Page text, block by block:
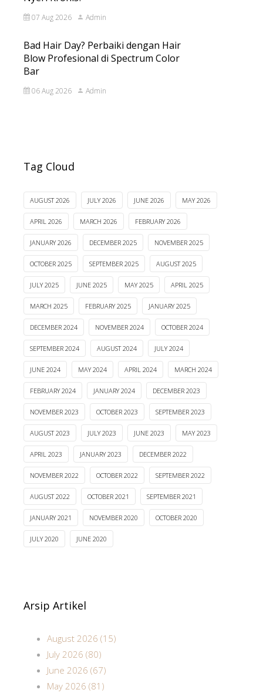
07 Aug 2026 Admin
Bad Hair Day? Perbaiki dengan Hair
Blow Profesional di Spectrum Color
Bar
06 Aug 2026 Admin
Tag Cloud
AUGUST 2026 JULY 2026 JUNE 2026 MAY 2026
APRIL 2026 MARCH 2026 FEBRUARY 2026
JANUARY 2026 DECEMBER 2025 NOVEMBER 2025
OCTOBER 2025 SEPTEMBER 2025 AUGUST 2025
JULY 2025 JUNE 2025 MAY 2025 APRIL 2025
MARCH 2025 FEBRUARY 2025 JANUARY 2025
DECEMBER 2024 NOVEMBER 2024 OCTOBER 2024
SEPTEMBER 2024 AUGUST 2024 JULY 2024
JUNE 2024 MAY 2024 APRIL 2024 MARCH 2024
FEBRUARY 2024 JANUARY 2024 DECEMBER 2023
NOVEMBER 2023 OCTOBER 2023 SEPTEMBER 2023
AUGUST 2023 JULY 2023 JUNE 2023 MAY 2023
APRIL 2023 JANUARY 2023 DECEMBER 2022
NOVEMBER 2022 OCTOBER 2022 SEPTEMBER 2022
AUGUST 2022 OCTOBER 2021 SEPTEMBER 2021
JANUARY 2021 NOVEMBER 2020 OCTOBER 2020
JULY 2020 JUNE 2020
Arsip Artikel
August 2026 (15)
July 2026 (80)
June 2026 (67)
May 2026 (81)